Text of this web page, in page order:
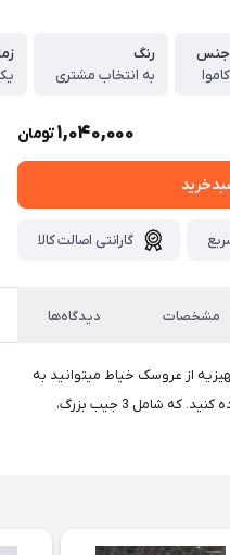
جنس
کاموا
رنگ
به انتخاب مشتری
1,040,000تومان
گارانتی اصالت کالا
مشخصات دیدگاه‌ها
از عروسک خیاط میتوانید به
عنوان دکور در کنار چرخ خیاطی خود استفاده کنید. که شامل 3 جیب بزرگ،